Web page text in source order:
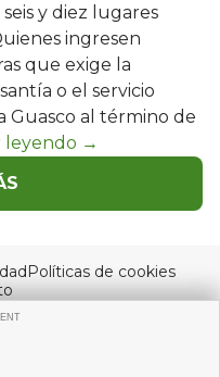
y diez lugares
ingresen
que exige la
o el servicio
Guasco al término de
Políticas de cookies